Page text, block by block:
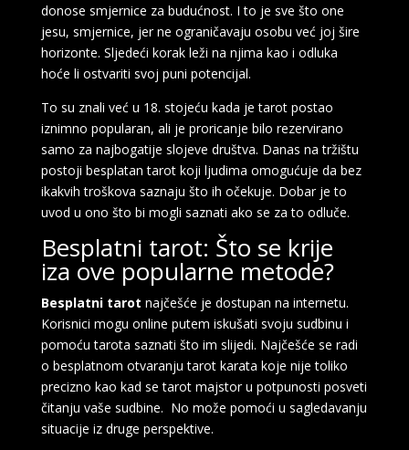
donose smjernice za budućnost. I to je sve što one
jesu, smjernice, jer ne ograničavaju osobu već joj šire
horizonte. Sljedeći korak leži na njima kao i odluka
hoće li ostvariti svoj puni potencijal.
To su znali već u 18. stojeću kada je tarot postao
iznimno popularan, ali je proricanje bilo rezervirano
samo za najbogatije slojeve društva. Danas na tržištu
postoji besplatan tarot koji ljudima omogućuje da bez
ikakvih troškova saznaju što ih očekuje. Dobar je to
uvod u ono što bi mogli saznati ako se za to odluče.
Besplatni tarot: Što se krije
iza ove popularne metode?
Besplatni tarot najčešće je dostupan na internetu.
Korisnici mogu online putem iskušati svoju sudbinu i
pomoću tarota saznati što im slijedi. Najčešće se radi
o besplatnom otvaranju tarot karata koje nije toliko
precizno kao kad se tarot majstor u potpunosti posveti
čitanju vaše sudbine. No može pomoći u sagledavanju
situacije iz druge perspektive.